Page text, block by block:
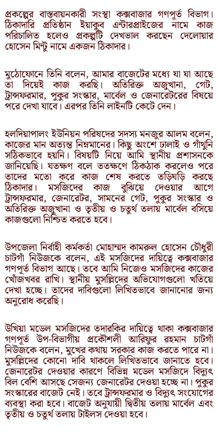
প্রকল্পের বাস্তবায়নকারী সংস্থা কক্সবাজার গণপূর্ত বিভাগ।
ঠিকাদারি প্রতিষ্ঠান ইয়াকুব এন্টারপ্রাইজের নামে কাজ
পরিচালিত হলেও প্রকল্পটি দেখভাল করছেন দেলোয়ার
হোসেন মিন্টু নামে একজন ঠিকাদার।
মুঠোফোনে তিনি বলেন, আমার বাজেটের মধ্যে যা যা আছে
তা দিয়েই কাজ করছি। অতিরিক্ত অজুখানা, গেট,
ট্রান্সফরমার, পুকুর সংস্কার, মার্বেল ও জেনারেটরের বিষয়ে
পরে দেখা যাবে। এরপর তিনি লাইনটি কেটে দেন।
হলদিয়াপালং ইউনিয়ন পরিষদের সদস্য মনজুর আলম বলেন,
কাজের মান অত্যন্ত নিম্নমানের। কিছু অংশে ঢালাই ও গাঁথুনি
সঠিকভাবে হয়নি। বিষয়টি নিয়ে আমি স্থানীয় প্রশাসনকে
জানিয়েছি। যতক্ষণ বলে ততক্ষণে ঠিকঠাক করলেও পরে
তাদের মতো করে কাজ শেষ করতে তড়িঘড়ি করছে
ঠিকাদার। মসজিদের কাজ বুঝিয়ে দেওয়ার আগে
ট্রান্সফরমার, জেনারেটর, সামনের গেট, পুকুর সংস্কার ও
অতিরিক্ত অজুখানা ও তৃতীয় ও চতুর্থ তলায় মার্বেল বসিয়ে
কাজগুলো নিশ্চিত করতে হবে।
উপজেলা নির্বাহী কর্মকর্তা মোহাম্মদ কামরুল হোসেন চৌধুরী
চাটগাঁ নিউজকে বলেন, এই মসজিদের দায়িত্বে কক্সবাজার
গণপূর্ত বিভাগ আছে। তবে আমি নিজেও মসজিদের কাজের
খোঁজখবর রাখি। স্থানীয় মুসল্লিদের অভিযোগগুলো খতিয়ে
দেখা হচ্ছে। তাদের দাবিগুলো লিখিতভাবে জানানোর জন্য
অনুরোধ করেছি।
উখিয়া মডেল মসজিদের তদারকির দায়িত্বে থাকা কক্সবাজার
গণপূর্ত উপ-বিভাগীয় প্রকৌশলী আরিফুর রহমান চাটগাঁ
নিউজকে বলেন, মুখের কথায় সরকার কাজ করতে পারে না।
মুসল্লিদের কোনো দাবি থাকলে লিখিতভাবে জানাতে হবে।
জেনারেটর দেওয়ার কারণে বিভিন্ন মডেল মসজিদে বিদ্যুৎ
বিল বেশি আসছে সেজন্য জেনারেটর দেওয়া হচ্ছে না। পুকুর
সংস্কারের বাজেট নেই। তবে ট্রান্সফরমার ও বিদ্যুৎ সংযোগের
ব্যবস্থা করা হবে। বাজেট অনুযায়ী দ্বিতীয় তলায় মার্বেল এবং
তৃতীয় ও চতুর্থ তলায় টাইলস দেওয়া হবে।